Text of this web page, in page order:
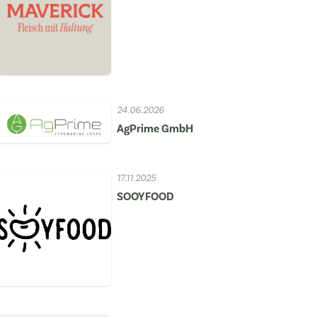
24.06.2026
AgPrime GmbH
17.11.2025
SOOYFOOD